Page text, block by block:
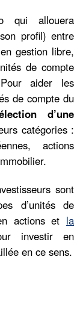
qui allouera
profil) entre
gestion libre,
de compte
aider les
de compte du
d’une
catégories :
actions
sont
d’unités de
actions et la
investir en
en ce sens.